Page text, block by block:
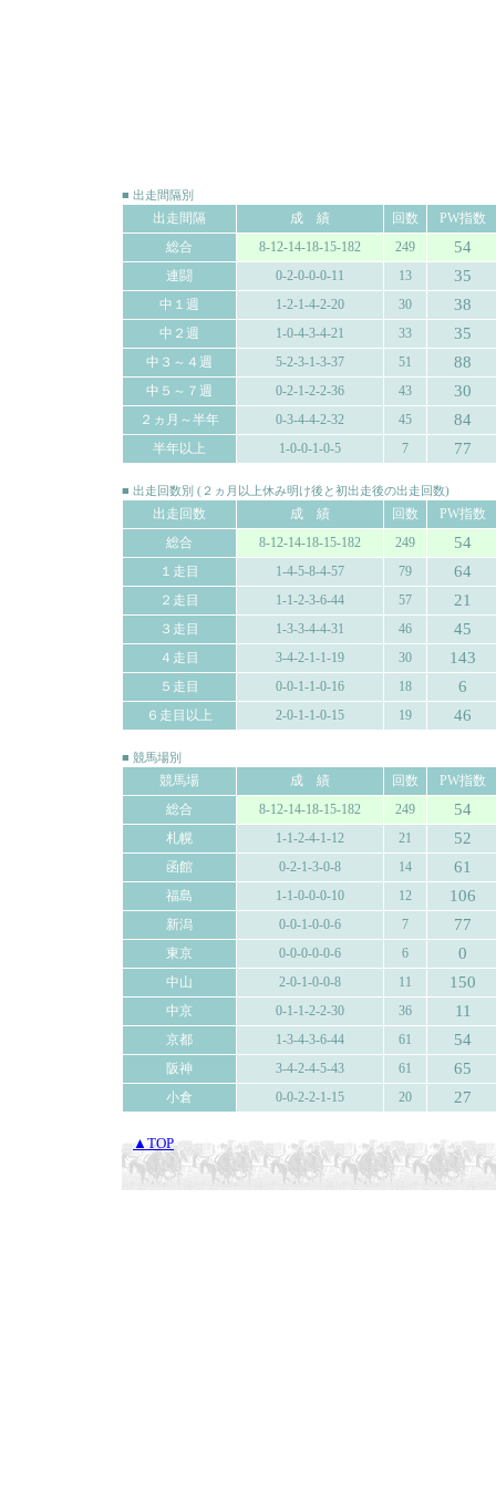
■ 出走間隔別
出走間隔 成 績 回数
PW指数
総合
8-12-14-18-15-182 249 54
連闘 0-2-0-0-0-11 13 35
中１週 1-2-1-4-2-20 30 38
中２週 1-0-4-3-4-21 33 35
中３～４週 5-2-3-1-3-37 51 88
中５～７週 0-2-1-2-2-36 43 30
２ヵ月～半年 0-3-4-4-2-32 45 84
半年以上 1-0-0-1-0-5 7 77
■ 出走回数別 (２ヵ月以上休み明け後と初出走後の出走回数)
出走回数 成 績 回数
PW指数
総合
8-12-14-18-15-182 249 54
１走目 1-4-5-8-4-57 79 64
２走目 1-1-2-3-6-44 57 21
３走目 1-3-3-4-4-31 46 45
４走目 3-4-2-1-1-19 30 143
５走目 0-0-1-1-0-16 18 6
６走目以上 2-0-1-1-0-15 19 46
■ 競馬場別
競馬場 成 績 回数
PW指数
総合
8-12-14-18-15-182 249 54
札幌 1-1-2-4-1-12 21 52
函館 0-2-1-3-0-8 14 61
福島 1-1-0-0-0-10 12 106
新潟 0-0-1-0-0-6 7 77
東京 0-0-0-0-0-6 6 0
中山 2-0-1-0-0-8 11 150
中京 0-1-1-2-2-30 36 11
京都 1-3-4-3-6-44 61 54
阪神 3-4-2-4-5-43 61 65
小倉 0-0-2-2-1-15 20 27
▲TOP